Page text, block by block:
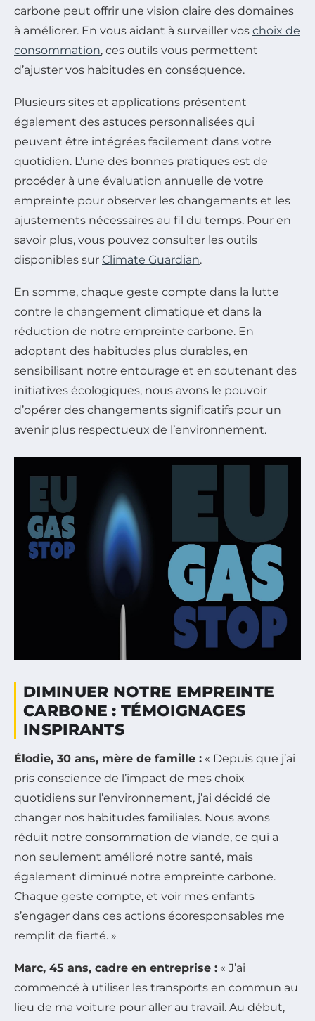
carbone peut offrir une vision claire des domaines
à améliorer. En vous aidant à surveiller vos choix de
consommation, ces outils vous permettent
d’ajuster vos habitudes en conséquence.
Plusieurs sites et applications présentent
également des astuces personnalisées qui
peuvent être intégrées facilement dans votre
quotidien. L’une des bonnes pratiques est de
procéder à une évaluation annuelle de votre
empreinte pour observer les changements et les
ajustements nécessaires au fil du temps. Pour en
savoir plus, vous pouvez consulter les outils
disponibles sur Climate Guardian.
En somme, chaque geste compte dans la lutte
contre le changement climatique et dans la
réduction de notre empreinte carbone. En
adoptant des habitudes plus durables, en
sensibilisant notre entourage et en soutenant des
initiatives écologiques, nous avons le pouvoir
d’opérer des changements significatifs pour un
avenir plus respectueux de l’environnement.
DIMINUER NOTRE EMPREINTE
CARBONE : TÉMOIGNAGES
INSPIRANTS
Élodie, 30 ans, mère de famille : « Depuis que j’ai
pris conscience de l’impact de mes choix
quotidiens sur l’environnement, j’ai décidé de
changer nos habitudes familiales. Nous avons
réduit notre consommation de viande, ce qui a
non seulement amélioré notre santé, mais
également diminué notre empreinte carbone.
Chaque geste compte, et voir mes enfants
s’engager dans ces actions écoresponsables me
remplit de fierté. »
Marc, 45 ans, cadre en entreprise : « J’ai
commencé à utiliser les transports en commun au
lieu de ma voiture pour aller au travail. Au début,